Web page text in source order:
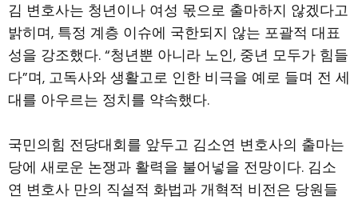
김 변호사는 청년이나 여성 몫으로 출마하지 않겠다고
밝히며, 특정 계층 이슈에 국한되지 않는 포괄적 대표
성을 강조했다. “청년뿐 아니라 노인, 중년 모두가 힘들
다”며, 고독사와 생활고로 인한 비극을 예로 들며 전 세
대를 아우르는 정치를 약속했다.
국민의힘 전당대회를 앞두고 김소연 변호사의 출마는
당에 새로운 논쟁과 활력을 불어넣을 전망이다. 김소
연 변호사 만의 직설적 화법과 개혁적 비전은 당원들